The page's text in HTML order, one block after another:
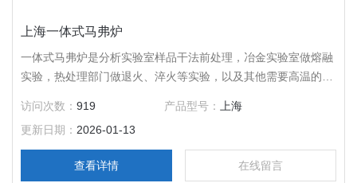
上海一体式马弗炉
一体式马弗炉是分析实验室样品干法前处理，冶金实验室做熔融
实验，热处理部门做退火、淬火等实验，以及其他需要高温的场
访问次数：919 产品型号：
上海
更新日期： 2026-01-13
查看详情 在线留言